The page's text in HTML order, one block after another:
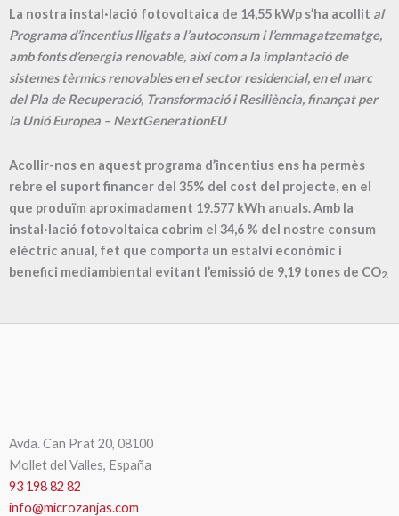
La nostra instal·lació fotovoltaica de 14,55 kWp s’ha acollit al
Programa d’incentius lligats a l’autoconsum i l’emmagatzematge,
amb fonts d’energia renovable, així com a la implantació de
sistemes tèrmics renovables en el sector residencial, en el marc
del Pla de Recuperació, Transformació i Resiliència, finançat per
la Unió Europea – NextGenerationEU
Acollir-nos en aquest programa d’incentius ens ha permès
rebre el suport financer del 35% del cost del projecte, en el
que produïm aproximadament 19.577 kWh anuals. Amb la
instal·lació fotovoltaica cobrim el 34,6 % del nostre consum
elèctric anual, fet que comporta un estalvi econòmic i
benefici mediambiental evitant l’emissió de 9,19 tones de CO2.
Avda. Can Prat 20, 08100
Mollet del Valles, España
93 198 82 82
info@microzanjas.com